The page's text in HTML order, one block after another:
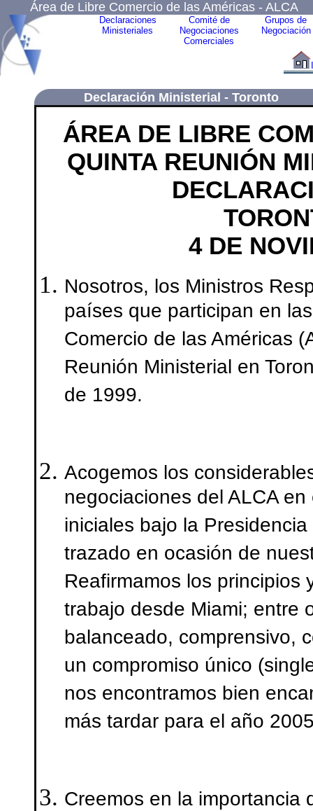
Área de Libre Comercio de las Américas - ALCA
Declaraciones
Ministeriales
Comité de
Negociaciones
Comerciales
Grupos de
Negociación
Declaración Ministerial - Toronto
ÁREA DE LIBRE
QUINTA REUNIÓN
4 DE
Nosotros, los Ministros
países que participan en
Comercio de las Américas
Reunión Ministerial en
de 1999.
Acogemos los
negociaciones del ALCA
iniciales bajo la
trazado en ocasión de
Reafirmamos los
trabajo desde Miami; entre
balanceado, comprensivo,
un compromiso único
nos encontramos bien
más tardar para el año
Creemos en la importancia